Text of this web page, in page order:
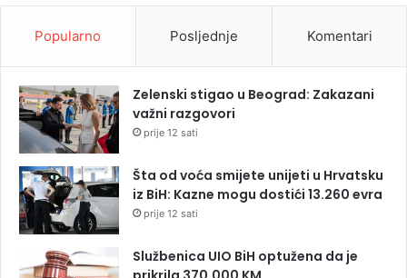
Popularno Posljednje Komentari
Zelenski stigao u Beograd: Zakazani
važni razgovori
prije 12 sati
Šta od voća smijete unijeti u Hrvatsku
iz BiH: Kazne mogu dostići 13.260 evra
prije 12 sati
Službenica UIO BiH optužena da je